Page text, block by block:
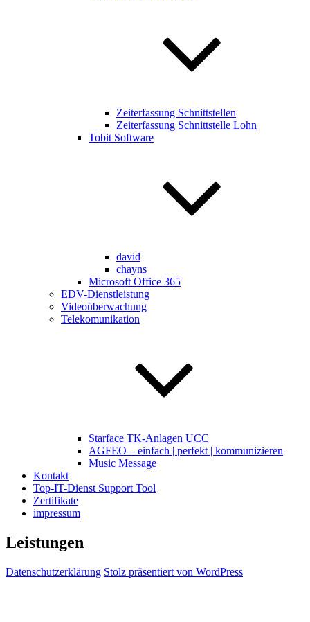
Zeiterfassung Schnittstellen
Zeiterfassung Schnittstelle Lohn
Tobit Software
david
chayns
Microsoft Office 365
EDV-Dienstleistung
Videoüberwachung
Telekomunikation
Starface TK-Anlagen UCC
AGFEO – einfach | perfekt | kommunizieren
Music Message
Kontakt
Top-IT-Dienst Support Tool
Zertifikate
impressum
Leistungen
Datenschutzerklärung Stolz präsentiert von WordPress